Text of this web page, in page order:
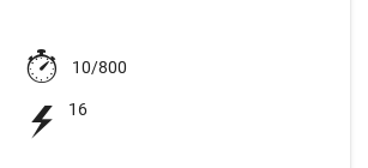
10/800
16